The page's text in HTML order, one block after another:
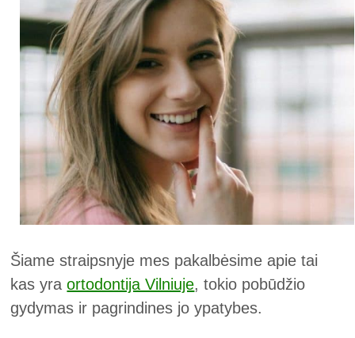
Šiame straipsnyje mes pakalbėsime apie tai
kas yraortodontija Vilniuje, tokio pobūdžio
gydymas ir pagrindines jo ypatybes.